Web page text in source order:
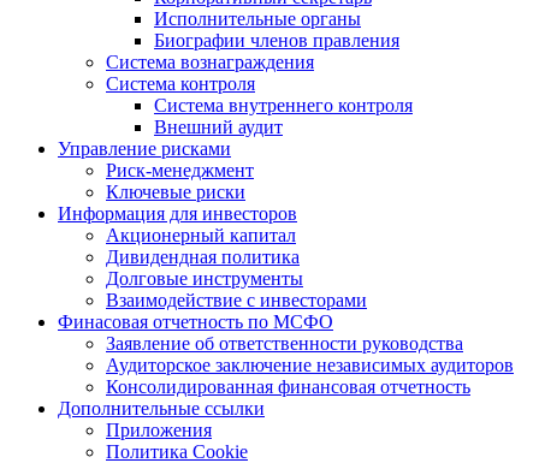
Исполнительные органы
Биографии членов правления
Система вознаграждения
Система контроля
Система внутреннего контроля
Внешний аудит
Управление рисками
Риск-менеджмент
Ключевые риски
Информация для инвесторов
Акционерный капитал
Дивидендная политика
Долговые инструменты
Взаимодействие с инвеcторами
Финасовая отчетность по МСФО
Заявление об ответственности руководства
Аудиторское заключение независимых аудиторов
Консолидированная финансовая отчетность
Дополнительные ссылки
Приложения
Политика Cookie